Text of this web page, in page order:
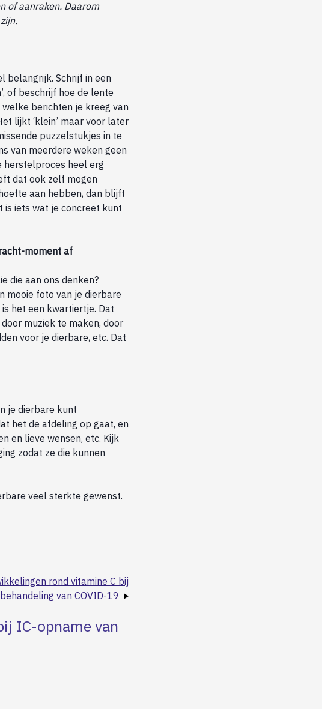
of aanraken. Daarom
belangrijk. Schrijf in een
of beschrijf hoe de lente
berichten je kreeg van
lijkt ‘klein’ maar voor later
puzzelstukjes in te
van meerdere weken geen
herstelproces heel erg
dat ook zelf mogen
aan hebben, dan blijft
is iets wat je concreet kunt
moment af
die aan ons denken?
mooie foto van je dierbare
het een kwartiertje. Dat
muziek te maken, door
voor je dierbare, etc. Dat
je dierbare kunt
het de afdeling op gaat, en
en lieve wensen, etc. Kijk
zodat ze die kunnen
veel sterkte gewenst.
rond vitamine C bij
behandeling van COVID-19
IC-opname van